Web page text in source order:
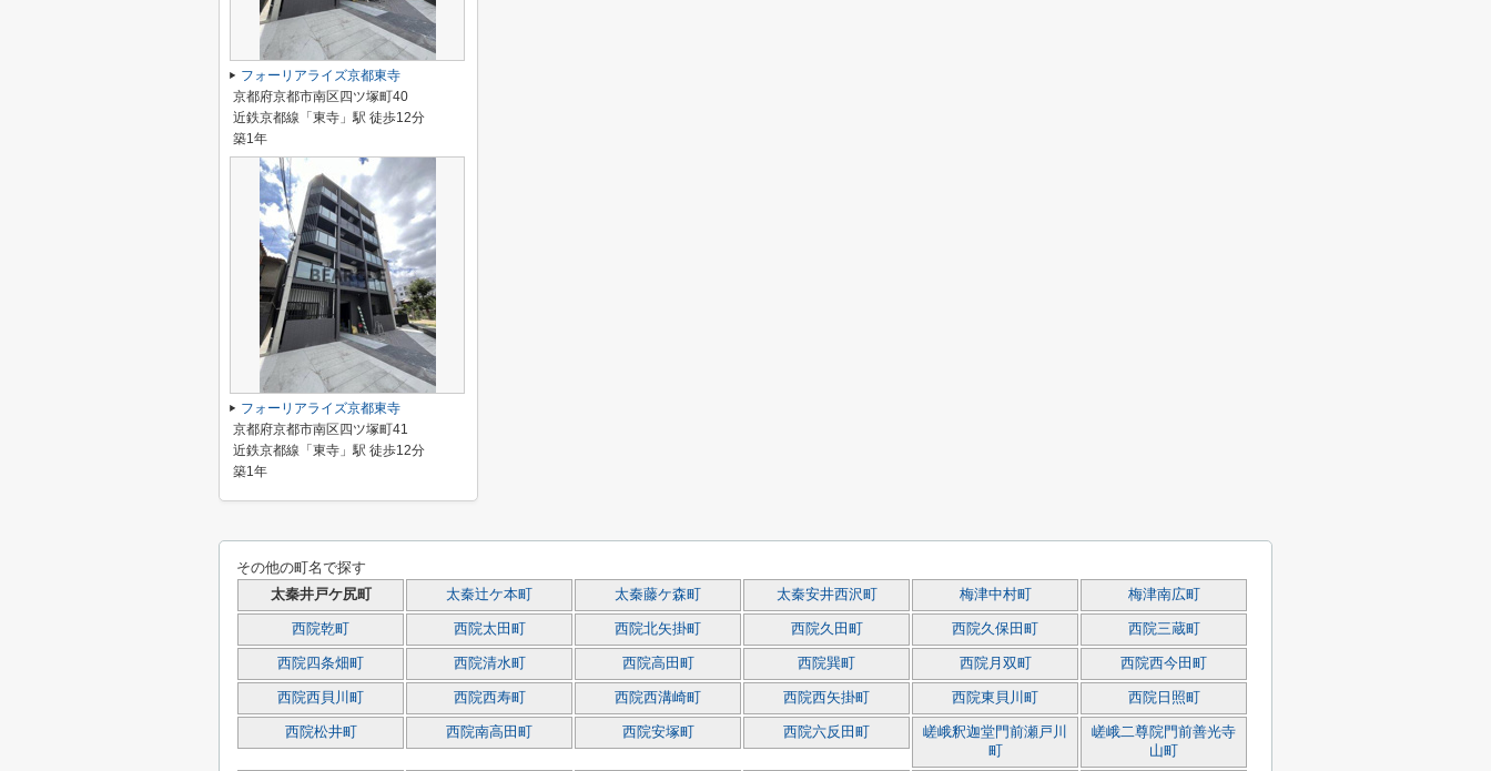
フォーリアライズ京都東寺
京都府京都市南区四ツ塚町40
近鉄京都線「東寺」駅 徒歩12分
築1年
フォーリアライズ京都東寺
京都府京都市南区四ツ塚町41
近鉄京都線「東寺」駅 徒歩12分
築1年
その他の町名で探す
太秦井戸ケ尻町 太秦辻ケ本町 太秦藤ケ森町 太秦安井西沢町 梅津中村町 梅津南広町
西院乾町 西院太田町 西院北矢掛町 西院久田町 西院久保田町 西院三蔵町
西院四条畑町 西院清水町 西院高田町 西院巽町 西院月双町 西院西今田町
西院西貝川町 西院西寿町 西院西溝崎町 西院西矢掛町 西院東貝川町 西院日照町
西院松井町 西院南高田町 西院安塚町 西院六反田町
嵯峨釈迦堂門前瀬戸川
町
嵯峨二尊院門前善光寺
山町